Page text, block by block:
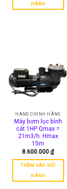
HÀNG
HÀNG CHÍNH HÃNG
Máy bơm lọc bình
cát 1HP Qmax =
21m3/h. Hmax
15m
8.600.000₫
THÊM VÀO GIỎ
HÀNG